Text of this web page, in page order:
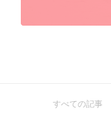
すべての記事